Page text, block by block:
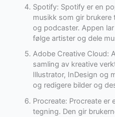
Spotify: Spotify er en
musikk som gir brukere
og podcaster. Appen
følge artister og dele
Adobe Creative Cloud:
samling av kreative
Illustrator, InDesign og
og redigere bilder og
Procreate: Procreate er
tegning. Den gir